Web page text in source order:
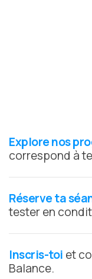
Explore nos
correspond à
Réserve ta
tester en
Inscris-toi et
Balance.